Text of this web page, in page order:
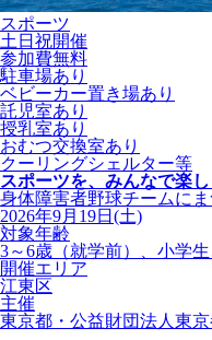
スポーツ
土日祝開催
参加費無料
駐車場あり
ベビーカー置き場あり
託児室あり
授乳室あり
おむつ交換室あり
クーリングシェルター等
スポーツを、みんなで楽
身体障害者野球チームに
2026年9月19日(土)
対象年齢
3～6歳（就学前）、小学
開催エリア
江東区
主催
東京都・公益財団法人東